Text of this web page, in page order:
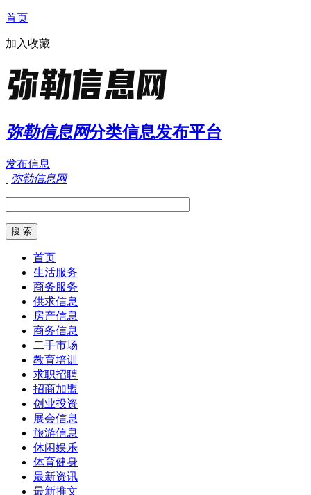
首页
加入收藏
弥勒信息网分类信息发布平台
发布信息
弥勒信息网
首页
生活服务
商务服务
供求信息
房产信息
商务信息
二手市场
教育培训
求职招聘
招商加盟
创业投资
展会信息
旅游信息
休闲娱乐
体育健身
最新资讯
最新推文